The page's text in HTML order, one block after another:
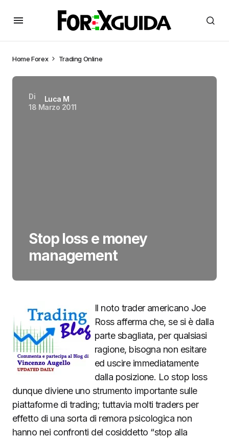
HomeForex Trading Online
Di
Luca M
18 Marzo 2011
Stop loss e money
management
Il noto trader americano Joe
Ross afferma che, se si è dalla
parte sbagliata, per qualsiasi
ragione, bisogna non esitare
ed uscire immediatamente
dalla posizione. Lo stop loss
dunque diviene uno strumento importante sulle
piattaforme di trading; tuttavia molti traders per
effetto di una sorta di remora psicologica non
hanno nei confronti del cosiddetto “stop alla